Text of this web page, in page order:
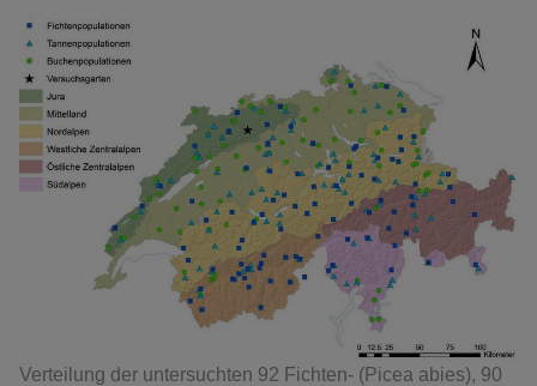
Verteilung der untersuchten 92 Fichten- (Picea abies), 90